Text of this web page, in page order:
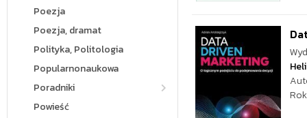
Poezja
Poezja, dramat
Polityka, Politologia
Popularnonaukowa
Poradniki
Powieść